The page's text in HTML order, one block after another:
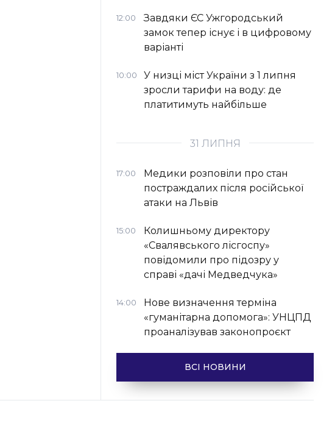
12:00
Завдяки ЄС Ужгородський
замок тепер існує і в цифровому
варіанті
10:00
У низці міст України з 1 липня
зросли тарифи на воду: де
платитимуть найбільше
31 ЛИПНЯ
17:00
Медики розповіли про стан
постраждалих після російської
атаки на Львів
15:00
Колишньому директору
«Свалявського лісгоспу»
повідомили про підозру у
справі «дачі Медведчука»
14:00
Нове визначення терміна
«гуманітарна допомога»: УНЦПД
проаналізував законопроєкт
ВСІ НОВИНИ